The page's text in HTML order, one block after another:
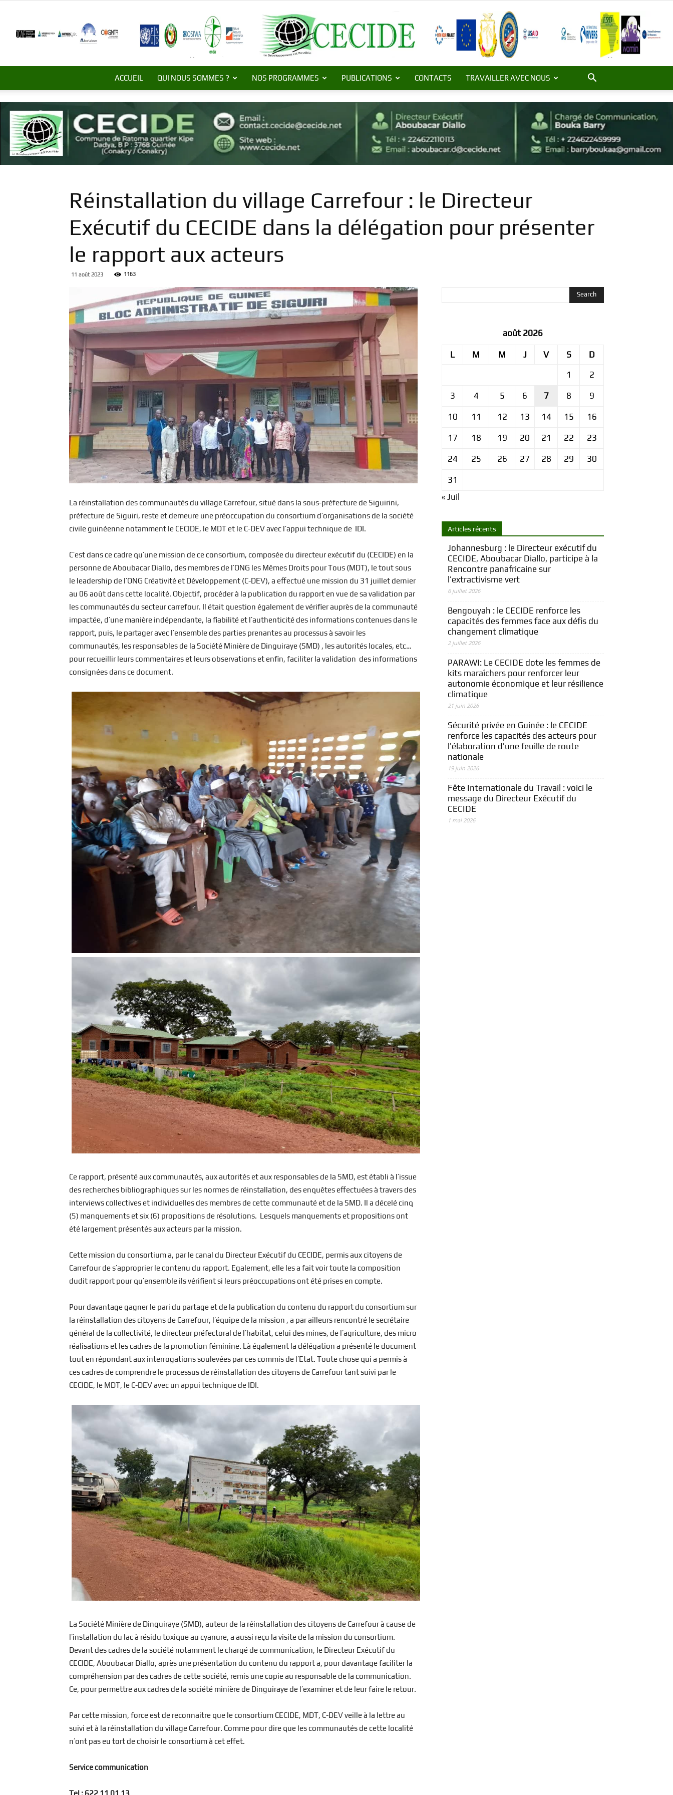
Centre
Commerce
International
pour
le
Développement
ACCUEIL QUI NOUS SOMMES ? NOS PROGRAMMES PUBLICATIONS CONTACTS TRAVAILLER AVEC NOUS
Réinstallation du village Carrefour : le Directeur
Exécutif du CECIDE dans la délégation pour présenter
le rapport aux acteurs
11 août 2023 1163
La réinstallation des communautés du village Carrefour, situé dans la sous-préfecture de Siguirini,
préfecture de Siguiri, reste et demeure une préoccupation du consortium d’organisations de la société
civile guinéenne notamment le CECIDE, le MDT et le C-DEV avec l’appui technique de IDI.
C’est dans ce cadre qu’une mission de ce consortium, composée du directeur exécutif du (CECIDE) en la
personne de Aboubacar Diallo, des membres de l’ONG les Mêmes Droits pour Tous (MDT), le tout sous
le leadership de l’ONG Créativité et Développement (C-DEV), a effectué une mission du 31 juillet dernier
au 06 août dans cette localité. Objectif, procéder à la publication du rapport en vue de sa validation par
les communautés du secteur carrefour. Il était question également de vérifier auprès de la communauté
impactée, d’une manière indépendante, la fiabilité et l’authenticité des informations contenues dans le
rapport, puis, le partager avec l’ensemble des parties prenantes au processus à savoir les
communautés, les responsables de la Société Minière de Dinguiraye (SMD) , les autorités locales, etc…
pour recueillir leurs commentaires et leurs observations et enfin, faciliter la validation des informations
consignées dans ce document.
Ce rapport, présenté aux communautés, aux autorités et aux responsables de la SMD, est établi à l’issue
des recherches bibliographiques sur les normes de réinstallation, des enquêtes effectuées à travers des
interviews collectives et individuelles des membres de cette communauté et de la SMD. Il a décelé cinq
(5) manquements et six (6) propositions de résolutions. Lesquels manquements et propositions ont
été largement présentés aux acteurs par la mission.
Cette mission du consortium a, par le canal du Directeur Exécutif du CECIDE, permis aux citoyens de
Carrefour de s’approprier le contenu du rapport. Egalement, elle les a fait voir toute la composition
dudit rapport pour qu’ensemble ils vérifient si leurs préoccupations ont été prises en compte.
Pour davantage gagner le pari du partage et de la publication du contenu du rapport du consortium sur
la réinstallation des citoyens de Carrefour, l’équipe de la mission , a par ailleurs rencontré le secrétaire
général de la collectivité, le directeur préfectoral de l’habitat, celui des mines, de l’agriculture, des micro
réalisations et les cadres de la promotion féminine. Là également la délégation a présenté le document
tout en répondant aux interrogations soulevées par ces commis de l’Etat. Toute chose qui a permis à
ces cadres de comprendre le processus de réinstallation des citoyens de Carrefour tant suivi par le
CECIDE, le MDT, le C-DEV avec un appui technique de IDI.
La Société Minière de Dinguiraye (SMD), auteur de la réinstallation des citoyens de Carrefour à cause de
l’installation du lac à résidu toxique au cyanure, a aussi reçu la visite de la mission du consortium.
Devant des cadres de la société notamment le chargé de communication, le Directeur Exécutif du
CECIDE, Aboubacar Diallo, après une présentation du contenu du rapport a, pour davantage faciliter la
compréhension par des cadres de cette société, remis une copie au responsable de la communication.
Ce, pour permettre aux cadres de la société minière de Dinguiraye de l’examiner et de leur faire le retour.
Par cette mission, force est de reconnaitre que le consortium CECIDE, MDT, C-DEV veille à la lettre au
suivi et à la réinstallation du village Carrefour. Comme pour dire que les communautés de cette localité
n’ont pas eu tort de choisir le consortium à cet effet.
Service communication
août 2026
L M M J V S
D
1
2
3 4 5 6 7 8 9
10 11 12 13 14 15 16
17 18 19 20 21 22 23
24 25 26 27 28 29 30
31
« Juil
Articles récents
Johannesburg : le Directeur exécutif du
CECIDE, Aboubacar Diallo, participe à la
Rencontre panafricaine sur
l’extractivisme vert
6 juillet 2026
Bengouyah : le CECIDE renforce les
capacités des femmes face aux défis du
changement climatique
2 juillet 2026
PARAWI: Le CECIDE dote les femmes de
kits maraîchers pour renforcer leur
autonomie économique et leur résilience
climatique
21 juin 2026
Sécurité privée en Guinée : le CECIDE
renforce les capacités des acteurs pour
l’élaboration d’une feuille de route
nationale
19 juin 2026
Fête Internationale du Travail : voici le
message du Directeur Exécutif du
CECIDE
1 mai 2026